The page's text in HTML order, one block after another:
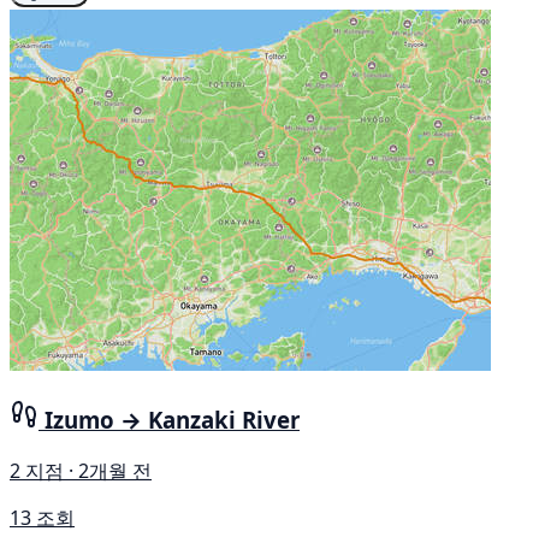
Izumo → Kanzaki River
2 지점 · 2개월 전
13 조회